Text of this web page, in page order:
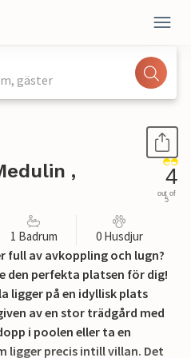
gäster
,
4
out of
5
1 Badrum 0 Husdjur
full av avkoppling och lugn?
den perfekta platsen för dig!
ligger på en idyllisk plats
av en stor trädgård med
i poolen eller ta en
ligger precis intill villan. Det